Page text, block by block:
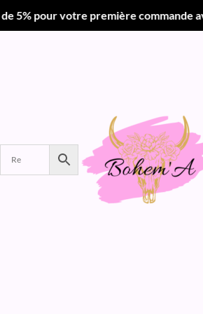
commande avec le code